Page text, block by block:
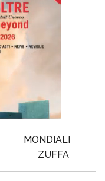
MONDIALI
ZUFFA